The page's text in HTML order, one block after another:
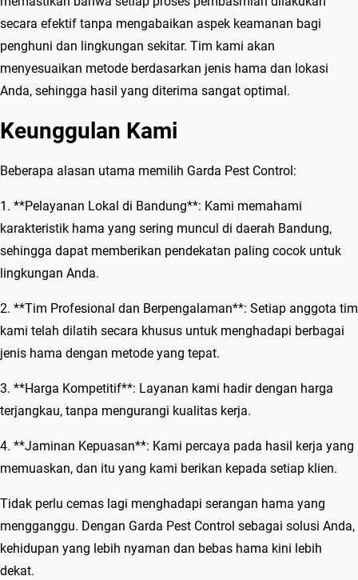
secara efektif tanpa mengabaikan aspek keamanan bagi
penghuni dan lingkungan sekitar. Tim kami akan
menyesuaikan metode berdasarkan jenis hama dan lokasi
Anda, sehingga hasil yang diterima sangat optimal.
Keunggulan Kami
Beberapa alasan utama memilih Garda Pest Control:
1. **Pelayanan Lokal di Bandung**: Kami memahami
karakteristik hama yang sering muncul di daerah Bandung,
sehingga dapat memberikan pendekatan paling cocok untuk
lingkungan Anda.
2. **Tim Profesional dan Berpengalaman**: Setiap anggota tim
kami telah dilatih secara khusus untuk menghadapi berbagai
jenis hama dengan metode yang tepat.
3. **Harga Kompetitif**: Layanan kami hadir dengan harga
terjangkau, tanpa mengurangi kualitas kerja.
4. **Jaminan Kepuasan**: Kami percaya pada hasil kerja yang
memuaskan, dan itu yang kami berikan kepada setiap klien.
Tidak perlu cemas lagi menghadapi serangan hama yang
mengganggu. Dengan Garda Pest Control sebagai solusi Anda,
kehidupan yang lebih nyaman dan bebas hama kini lebih
dekat.